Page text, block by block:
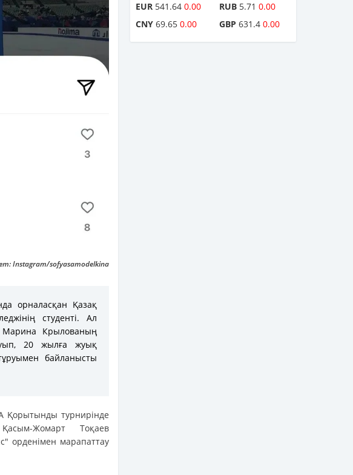
Instagram/sofyasamodelkina
орналасқан Қазақ
студенті. Ал
Марина Крылованың
20 жылға жуық
байланысты
Қорытынды турнирінде
Жомарт Тоқаев
орденімен марапаттау
EUR 541.64 0.00
CNY 69.65 0.00
RUB 5.71 0.00
GBP 631.4 0.00